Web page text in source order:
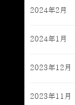
2024年2月
2024年1月
2023年12月
2023年11月